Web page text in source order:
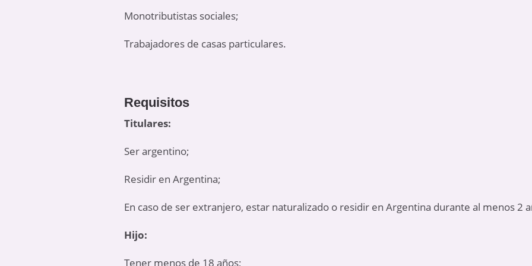
Monotributistas sociales;
Trabajadores de casas particulares.
Requisitos
Titulares:
Ser argentino;
Residir en Argentina;
En caso de ser extranjero, estar naturalizado o residir en Argentina durante al menos 2
Hijo:
Tener menos de 18 años;